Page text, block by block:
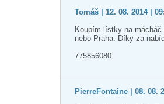
Tomáš | 12. 08. 2014 |
Koupím lístky na
nebo Praha. Díky za
775856080
PierreFontaine | 08. 08.